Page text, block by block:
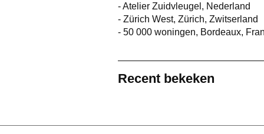
- Atelier Zuidvleugel, Nederland
- Zürich West, Zürich, Zwitserland
- 50 000 woningen, Bordeaux,
Recent bekeken